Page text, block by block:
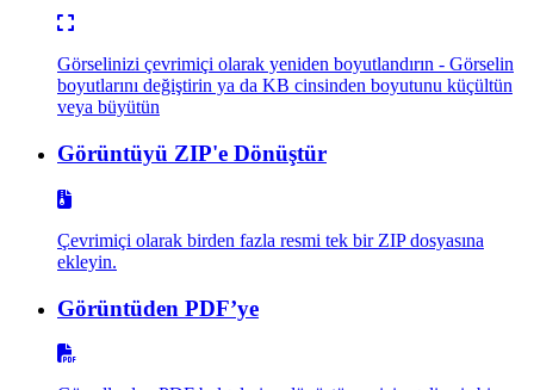
Görselinizi çevrimiçi olarak yeniden boyutlandırın - Görselin
boyutlarını değiştirin ya da KB cinsinden boyutunu küçültün
veya büyütün
Görüntüyü ZIP'e Dönüştür
Çevrimiçi olarak birden fazla resmi tek bir ZIP dosyasına
ekleyin.
Görüntüden PDF’ye